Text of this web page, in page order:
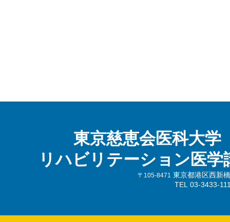
東京慈恵会医科大学
リハビリテーション医学
〒105-8471
東京都港区西新
TEL 03-3433-